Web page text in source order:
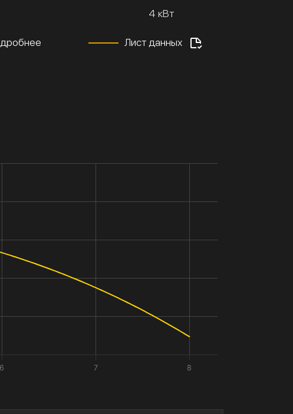
4 кВт
Лист данных
6 7 8